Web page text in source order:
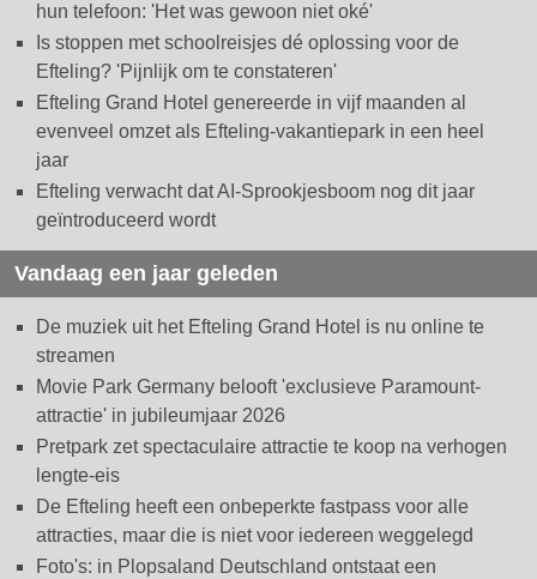
hun telefoon: 'Het was gewoon niet oké'
Is stoppen met schoolreisjes dé oplossing voor de
Efteling? 'Pijnlijk om te constateren'
Efteling Grand Hotel genereerde in vijf maanden al
evenveel omzet als Efteling-vakantiepark in een heel
jaar
Efteling verwacht dat AI-Sprookjesboom nog dit jaar
geïntroduceerd wordt
Vandaag een jaar geleden
De muziek uit het Efteling Grand Hotel is nu online te
streamen
Movie Park Germany belooft 'exclusieve Paramount-
attractie' in jubileumjaar 2026
Pretpark zet spectaculaire attractie te koop na verhogen
lengte-eis
De Efteling heeft een onbeperkte fastpass voor alle
attracties, maar die is niet voor iedereen weggelegd
Foto's: in Plopsaland Deutschland ontstaat een